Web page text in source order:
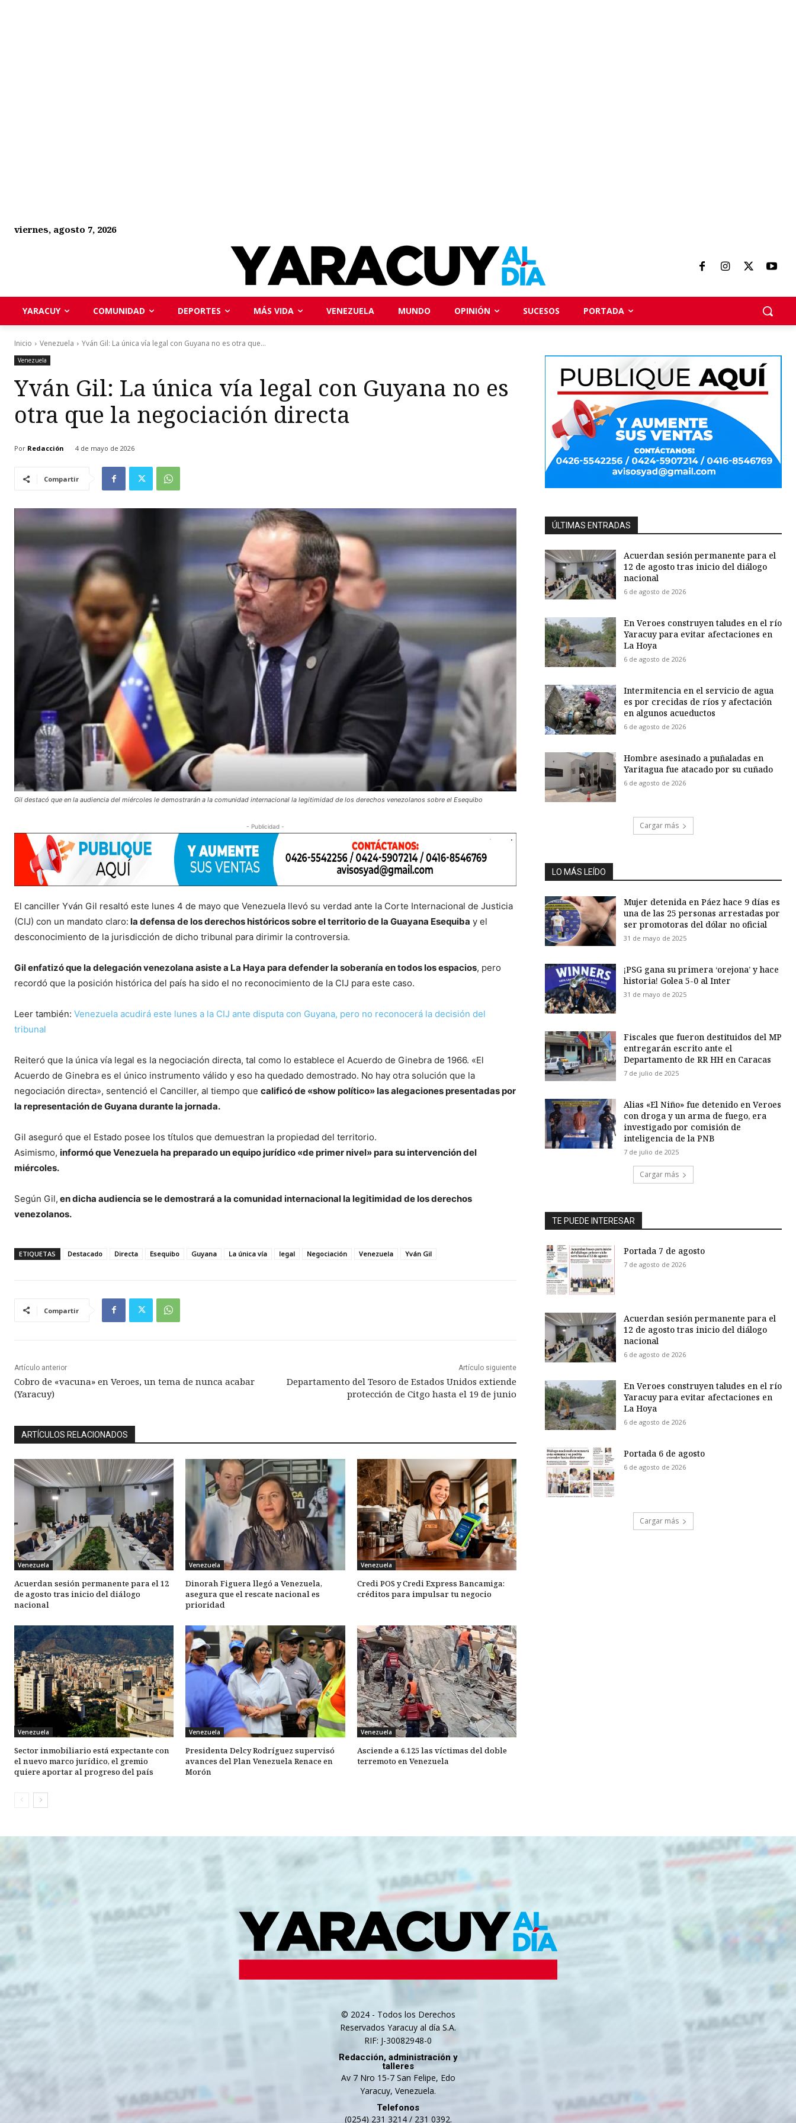
viernes, agosto 7, 2026
YARACUY COMUNIDAD DEPORTES MÁS VIDA VENEZUELA MUNDO OPINIÓN SUCESOS PORTADA
Inicio Venezuela Yván Gil: La única vía legal con Guyana no es otra que...
Venezuela
Yván Gil: La única vía legal con Guyana no es
otra que la negociación directa
Por Redacción 4 de mayo de 2026
Compartir
Gil destacó que en la audiencia del miércoles le demostrarán a la comunidad internacional la legitimidad de los derechos venezolanos sobre el Esequibo
- Publicidad -
El canciller Yván Gil resaltó este lunes 4 de mayo que Venezuela llevó su verdad ante la Corte Internacional de Justicia
(CIJ) con un mandato claro: la defensa de los derechos históricos sobre el territorio de la Guayana Esequiba y el
desconocimiento de la jurisdicción de dicho tribunal para dirimir la controversia.
Gil enfatizó que la delegación venezolana asiste a La Haya para defender la soberanía en todos los espacios, pero
recordó que la posición histórica del país ha sido el no reconocimiento de la CIJ para este caso.
Leer también: Venezuela acudirá este lunes a la CIJ ante disputa con Guyana, pero no reconocerá la decisión del
tribunal
Reiteró que la única vía legal es la negociación directa, tal como lo establece el Acuerdo de Ginebra de 1966. «El
Acuerdo de Ginebra es el único instrumento válido y eso ha quedado demostrado. No hay otra solución que la
negociación directa», sentenció el Canciller, al tiempo que calificó de «show político» las alegaciones presentadas por
la representación de Guyana durante la jornada.
Gil aseguró que el Estado posee los títulos que demuestran la propiedad del territorio.
Asimismo, informó que Venezuela ha preparado un equipo jurídico «de primer nivel» para su intervención del
miércoles.
Según Gil, en dicha audiencia se le demostrará a la comunidad internacional la legitimidad de los derechos
venezolanos.
ETIQUETAS Destacado Directa Esequibo Guyana La única vía legal Negociación Venezuela Yván Gil
Compartir
Artículo anterior
Cobro de «vacuna» en Veroes, un tema de nunca acabar
(Yaracuy)
Artículo siguiente
Departamento del Tesoro de Estados Unidos extiende
protección de Citgo hasta el 19 de junio
ARTÍCULOS RELACIONADOS
Venezuela
Acuerdan sesión permanente para el 12
de agosto tras inicio del diálogo
nacional
Venezuela
Dinorah Figuera llegó a Venezuela,
asegura que el rescate nacional es
prioridad
Venezuela
Credi POS y Credi Express Bancamiga:
créditos para impulsar tu negocio
Venezuela
Sector inmobiliario está expectante con
el nuevo marco jurídico, el gremio
quiere aportar al progreso del país
Venezuela
Presidenta Delcy Rodríguez supervisó
avances del Plan Venezuela Renace en
Morón
Venezuela
Asciende a 6.125 las víctimas del doble
terremoto en Venezuela
ÚLTIMAS ENTRADAS
Acuerdan sesión permanente para el
12 de agosto tras inicio del diálogo
nacional
6 de agosto de 2026
En Veroes construyen taludes en el río
Yaracuy para evitar afectaciones en
La Hoya
6 de agosto de 2026
Intermitencia en el servicio de agua
es por crecidas de ríos y afectación
en algunos acueductos
6 de agosto de 2026
Hombre asesinado a puñaladas en
Yaritagua fue atacado por su cuñado
6 de agosto de 2026
Cargar más
LO MÁS LEÍDO
Mujer detenida en Páez hace 9 días es
una de las 25 personas arrestadas por
ser promotoras del dólar no oficial
31 de mayo de 2025
¡PSG gana su primera ‘orejona’ y hace
historia! Golea 5-0 al Inter
31 de mayo de 2025
Fiscales que fueron destituidos del MP
entregarán escrito ante el
Departamento de RR HH en Caracas
7 de julio de 2025
Alias «El Niño» fue detenido en Veroes
con droga y un arma de fuego, era
investigado por comisión de
inteligencia de la PNB
7 de julio de 2025
Cargar más
TE PUEDE INTERESAR
Portada 7 de agosto
7 de agosto de 2026
Acuerdan sesión permanente para el
12 de agosto tras inicio del diálogo
nacional
6 de agosto de 2026
En Veroes construyen taludes en el río
Yaracuy para evitar afectaciones en
La Hoya
6 de agosto de 2026
Portada 6 de agosto
6 de agosto de 2026
Cargar más
© 2024 - Todos los Derechos
Reservados Yaracuy al día S.A.
RIF: J-30082948-0
Redacción, administración y
talleres
Av 7 Nro 15-7 San Felipe, Edo
Yaracuy, Venezuela.
Telefonos
(0254) 231 3214 / 231 0392.